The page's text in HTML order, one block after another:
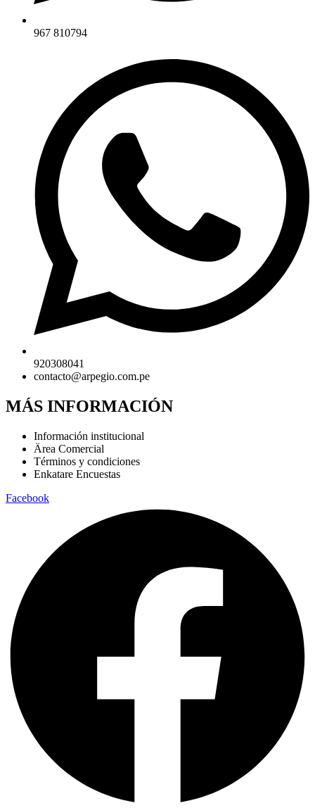
967 810794
920308041
contacto@arpegio.com.pe
MÁS INFORMACIÓN
Información institucional
Ärea Comercial
Términos y condiciones
Enkatare Encuestas
Facebook